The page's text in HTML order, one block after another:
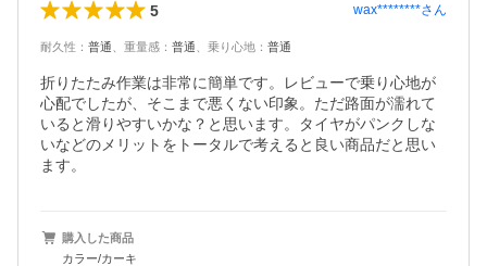
5 wax********さん
耐久性 ： 普通 重量感 ： 普通 乗り心地 ： 普通
折りたたみ作業は非常に簡単です。レビューで乗り心地が
心配でしたが、そこまで悪くない印象。ただ路面が濡れて
いると滑りやすいかな？と思います。タイヤがパンクしな
いなどのメリットをトータルで考えると良い商品だと思い
ます。
購入した商品
カラー/カーキ